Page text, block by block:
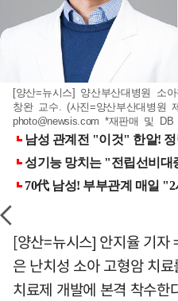
[양산=뉴시스] 양산부산대병원 소
창완 교수. (사진=양산부산대병원
photo@newsis.com *재판매 및 DB
[양산=뉴시스] 안지율 기자
은 난치성 소아 고형암 치
치료제 개발에 본격 착수한